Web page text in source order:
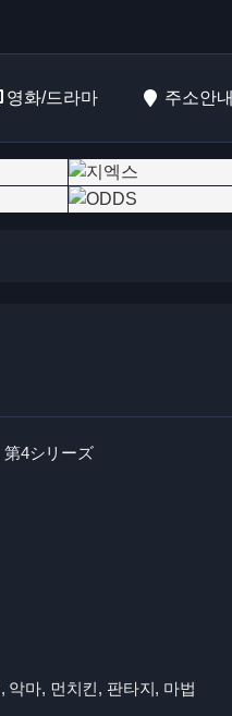
영화/드라마 주소안내
4シリーズ
악마, 먼치킨, 판타지, 마법